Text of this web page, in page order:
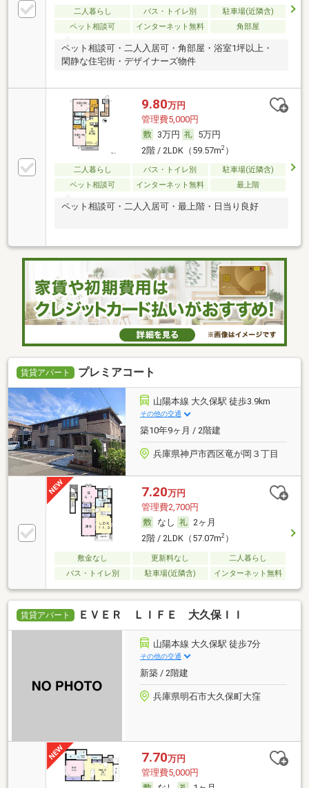
二人暮らし バス・トイレ別
駐車場(近隣含)
ペット相談可
インターネット無料 角部屋
ペット相談可・二人入居可・角部屋・浴室1坪以上・
閑静な住宅街・デザイナーズ物件
9.80万円
管理費5,000円
3万円
5万円
2階 / 2LDK（59.57m2）
二人暮らし バス・トイレ別
駐車場(近隣含)
ペット相談可
インターネット無料 最上階
ペット相談可・二人入居可・最上階・日当り良好
賃貸アパート プレミアコート
山陽本線 大久保駅 徒歩3.9km
その他の交通
築10年9ヶ月 / 2階建
兵庫県神戸市西区竜が岡３丁目
7.20万円
管理費2,700円
なし
2ヶ月
2階 / 2LDK（57.07m2）
敷金なし 更新料なし
二人暮らし
バス・トイレ別
駐車場(近隣含) インターネット無料
賃貸アパート ＥＶＥＲ ＬＩＦＥ 大久保ＩＩ
山陽本線 大久保駅 徒歩7分
その他の交通
新築 / 2階建
兵庫県明石市大久保町大窪
7.70万円
管理費5,000円